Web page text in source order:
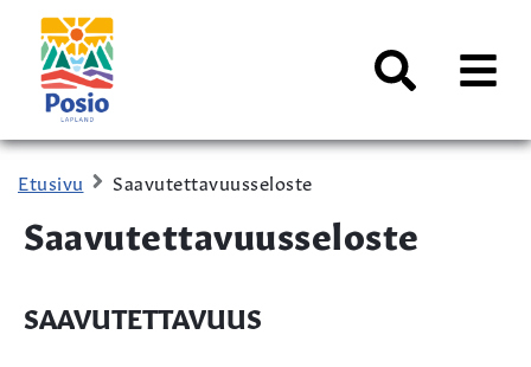
Siirry sisältöön
Kaupungin
logo
AVAA
Etusivu Saavutettavuusseloste
Saavutettavuusseloste
SAAVUTETTAVUUS